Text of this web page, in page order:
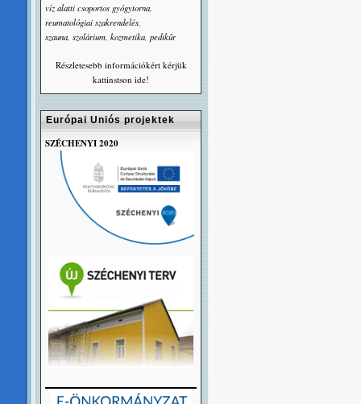
víz alatti csoportos gyógytorna,
reumatológiai szakrendelés,
szauna, szolárium, kozmetika, pedikûr
Részletesebb információkért kérjük
kattinstson ide!
Európai Uniós projektek
SZÉCHENYI 2020